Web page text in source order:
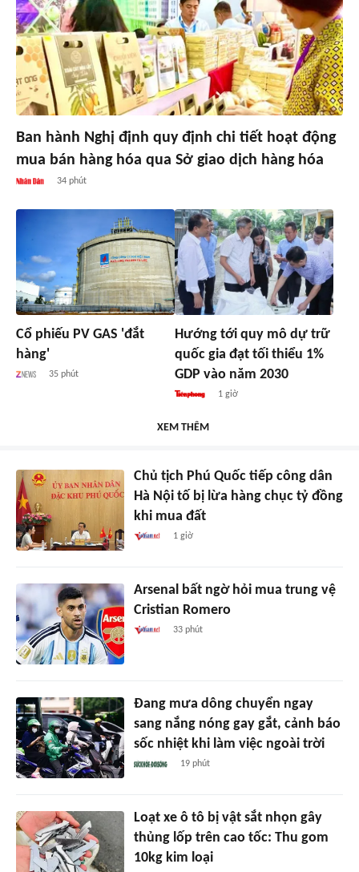
Ban hành Nghị định quy định chi tiết hoạt động
mua bán hàng hóa qua Sở giao dịch hàng hóa
34 phút
Cổ phiếu PV GAS 'đắt
hàng'
35 phút
Hướng tới quy mô dự trữ
quốc gia đạt tối thiểu 1%
GDP vào năm 2030
1 giờ
XEM THÊM
Chủ tịch Phú Quốc tiếp công dân
Hà Nội tố bị lừa hàng chục tỷ đồng
khi mua đất
1 giờ
Arsenal bất ngờ hỏi mua trung vệ
Cristian Romero
33 phút
Đang mưa dông chuyển ngay
sang nắng nóng gay gắt, cảnh báo
sốc nhiệt khi làm việc ngoài trời
19 phút
Loạt xe ô tô bị vật sắt nhọn gây
thủng lốp trên cao tốc: Thu gom
10kg kim loại